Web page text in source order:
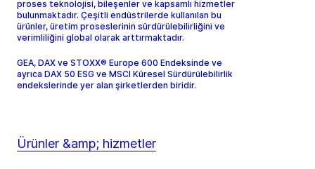
proses teknolojisi, bileşenler ve kapsamlı hizmetler
bulunmaktadır. Çeşitli endüstrilerde kullanılan bu
ürünler, üretim proseslerinin sürdürülebilirliğini ve
verimliliğini global olarak arttırmaktadır.
GEA, DAX ve STOXX® Europe 600 Endeksinde ve
ayrıca DAX 50 ESG ve MSCI Küresel Sürdürülebilirlik
endekslerinde yer alan şirketlerden biridir.
Ürünler &amp; hizmetler